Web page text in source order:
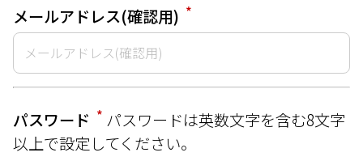
メールアドレス(確認用) *
パスワード * パスワードは英数文字を含む8文字
以上で設定してください。